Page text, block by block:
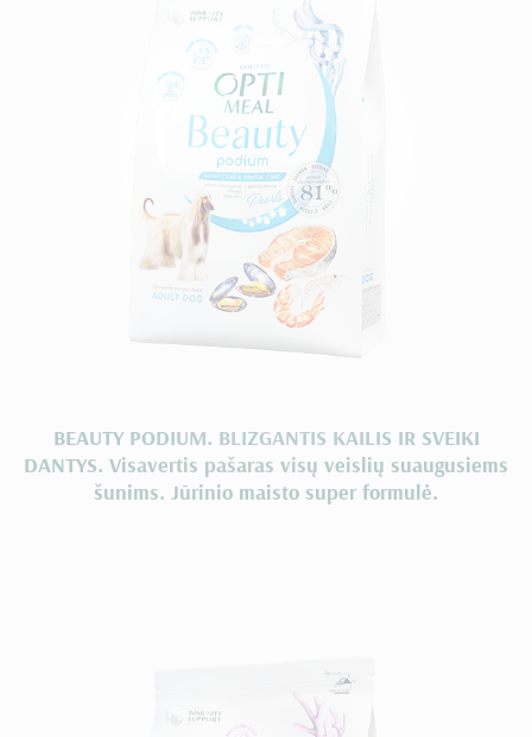
BEAUTY PODIUM. BLIZGANTIS KAILIS IR SVEIKI
DANTYS. Visavertis pašaras visų veislių suaugusiems
šunims. Jūrinio maisto super formulė.